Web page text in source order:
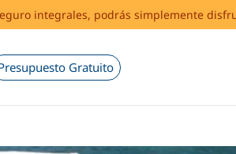
integrales, podrás simplemente
Gratuito